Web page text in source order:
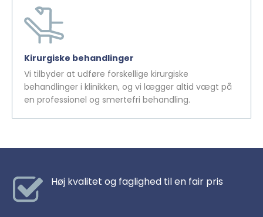
Kirurgiske behandlinger
Vi tilbyder at udføre forskellige kirurgiske
behandlinger i klinikken, og vi lægger altid vægt på
en professionel og smertefri behandling.
Høj kvalitet og faglighed til en fair pris